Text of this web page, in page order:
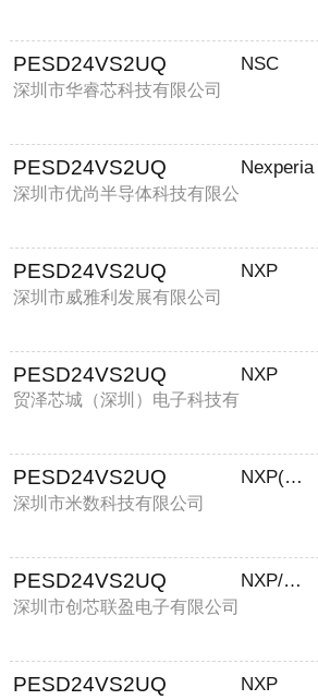
PESD24VS2UQ
深圳市华睿芯科技有限公司
NSC
PESD24VS2UQ
深圳市优尚半导体科技有限公
Nexperia
PESD24VS2UQ
深圳市威雅利发展有限公司
NXP
PESD24VS2UQ
贸泽芯城（深圳）电子科技有
NXP
PESD24VS2UQ
深圳市米数科技有限公司
NXP(恩智浦)
PESD24VS2UQ
深圳市创芯联盈电子有限公司
NXP/恩智浦
PESD24VS2UQ NXP